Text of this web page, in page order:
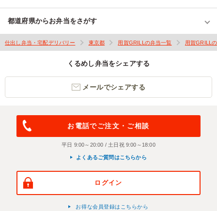
都道府県からお弁当をさがす
仕出し弁当・宅配デリバリー 東京都 用賀GRILLの弁当一覧 用賀GRILL
くるめし弁当をシェアする
メールでシェアする
お電話でご注文・ご相談
平日 9:00～20:00 / 土日祝 9:00～18:00
よくあるご質問はこちらから
ログイン
お得な会員登録はこちらから